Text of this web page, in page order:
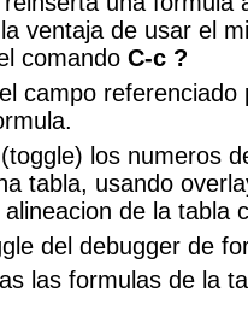
ventaja de usar el
comando C-c ?
campo referenciado
los numeros
tabla, usando
de la tabla
del debugger de
las formulas de la